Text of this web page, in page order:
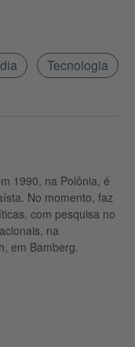
Tecnologia
1990, na Polônia, é
No momento, faz
com pesquisa no
na
em Bamberg.